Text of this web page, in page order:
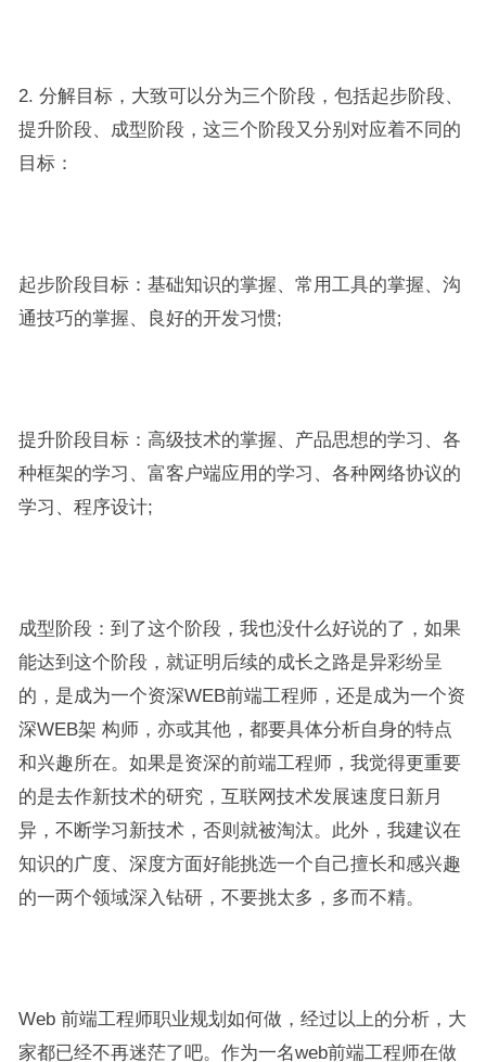
2. 分解目标，大致可以分为三个阶段，包括起步阶段、
提升阶段、成型阶段，这三个阶段又分别对应着不同的
目标：
起步阶段目标：基础知识的掌握、常用工具的掌握、沟
通技巧的掌握、良好的开发习惯;
提升阶段目标：高级技术的掌握、产品思想的学习、各
种框架的学习、富客户端应用的学习、各种网络协议的
学习、程序设计;
成型阶段：到了这个阶段，我也没什么好说的了，如果
能达到这个阶段，就证明后续的成长之路是异彩纷呈
的，是成为一个资深WEB前端工程师，还是成为一个资
深WEB架 构师，亦或其他，都要具体分析自身的特点
和兴趣所在。如果是资深的前端工程师，我觉得更重要
的是去作新技术的研究，互联网技术发展速度日新月
异，不断学习新技术，否则就被淘汰。此外，我建议在
知识的广度、深度方面好能挑选一个自己擅长和感兴趣
的一两个领域深入钻研，不要挑太多，多而不精。
Web 前端工程师职业规划如何做，经过以上的分析，大
家都已经不再迷茫了吧。作为一名web前端工程师在做